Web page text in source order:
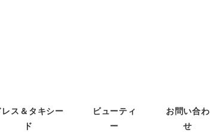
レス＆タキシー
ド
ビューティ
ー
お問い合わ
せ